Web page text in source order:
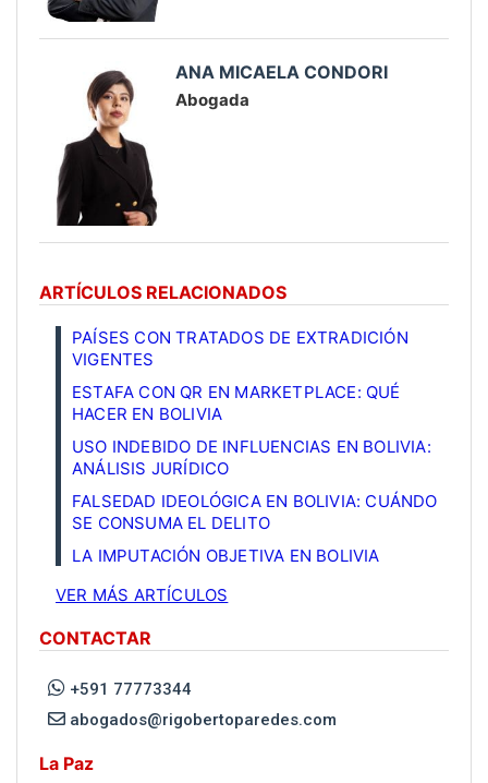
ANA MICAELA CONDORI
Abogada
ARTÍCULOS RELACIONADOS
PAÍSES CON TRATADOS DE EXTRADICIÓN
VIGENTES
ESTAFA CON QR EN MARKETPLACE: QUÉ
HACER EN BOLIVIA
USO INDEBIDO DE INFLUENCIAS EN BOLIVIA:
ANÁLISIS JURÍDICO
FALSEDAD IDEOLÓGICA EN BOLIVIA: CUÁNDO
SE CONSUMA EL DELITO
LA IMPUTACIÓN OBJETIVA EN BOLIVIA
VER MÁS ARTÍCULOS
CONTACTAR
+591 77773344
abogados@rigobertoparedes.com
La Paz